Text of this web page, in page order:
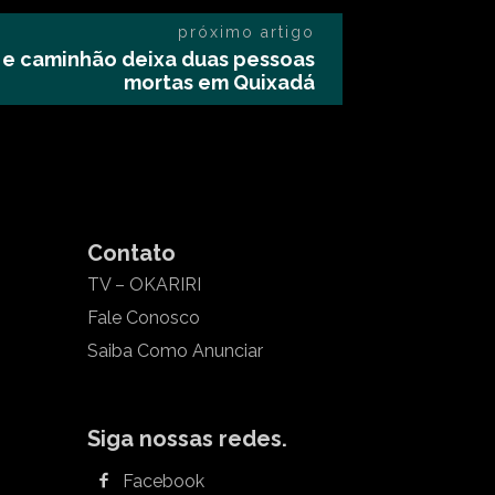
próximo artigo
caminhão deixa duas pessoas
mortas em Quixadá
Contato
TV – OKARIRI
Fale Conosco
Saiba Como Anunciar
Siga nossas redes.
Facebook